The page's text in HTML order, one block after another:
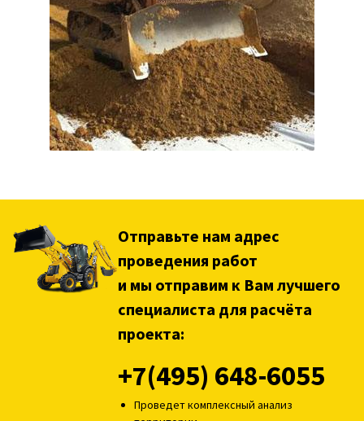
Отправьте нам адрес
проведения работ
и мы отправим к Вам лучшего
специалиста для расчёта
проекта:
+7(495) 648-6055
Проведет комплексный анализ